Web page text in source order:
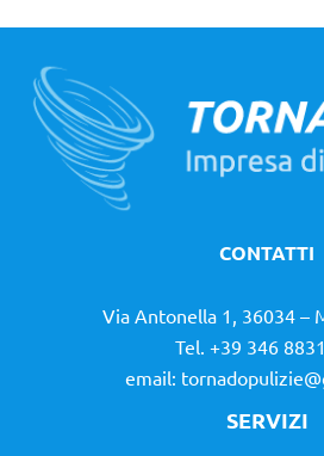
CONTATTI
Via Antonella 1, 36034 –
Tel. +39 346
email:
SERVIZI